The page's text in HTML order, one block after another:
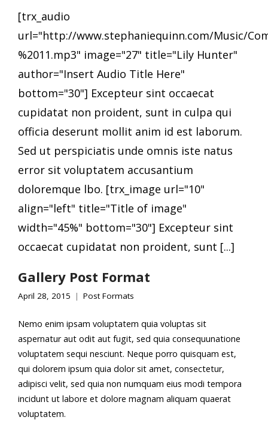
[trx_audio
url="http://www.stephaniequinn.com/Music/
%2011.mp3" image="27" title="Lily Hunter"
author="Insert Audio Title Here"
bottom="30"] Excepteur sint occaecat
cupidatat non proident, sunt in culpa qui
officia deserunt mollit anim id est laborum.
Sed ut perspiciatis unde omnis iste natus
error sit voluptatem accusantium
doloremque lbo. [trx_image url="10"
align="left" title="Title of image"
width="45%" bottom="30"] Excepteur sint
occaecat cupidatat non proident, sunt [...]
Gallery Post Format
April 28, 2015 Post Formats
Nemo enim ipsam voluptatem quia voluptas sit
aspernatur aut odit aut fugit, sed quia consequunatione
voluptatem sequi nesciunt. Neque porro quisquam est,
qui dolorem ipsum quia dolor sit amet, consectetur,
adipisci velit, sed quia non numquam eius modi tempora
incidunt ut labore et dolore magnam aliquam quaerat
voluptatem.